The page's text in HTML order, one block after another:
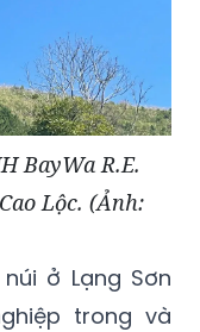
BayWa R.E.
Lộc. (Ảnh:
ở Lạng Sơn
trong và